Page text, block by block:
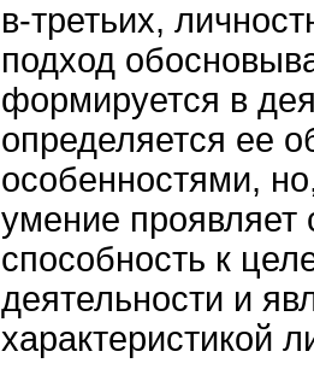
в-третьих,
подход
формируется в
определяется ее
особенностями,
умение проявляет
способность к
деятельности и
характеристикой